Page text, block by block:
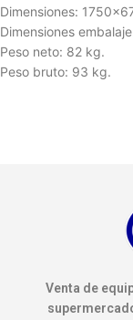
Dimensiones:
Dimensiones
Peso neto: 82 kg.
Peso bruto: 93 kg.
Venta de